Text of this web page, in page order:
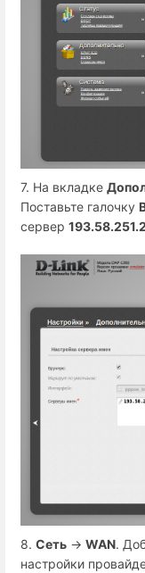
7. На вкладке
Поставьте галочку
сервер
8. Сеть → WAN.
настройки